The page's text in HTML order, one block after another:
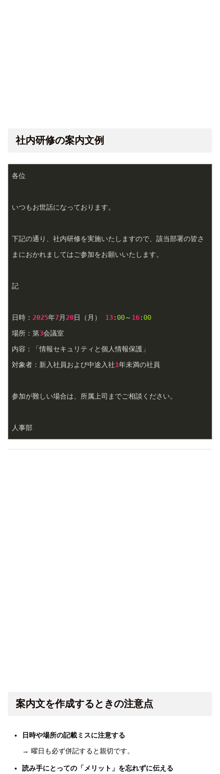
社内研修の案内文例
各位
いつもお世話になっております。
下記の通り、社内研修を実施いたしますので、該当部署の皆さ
まにおかれましてはご参加をお願いいたします。
記
日時： 2025年7月20日（月） 13:00～ 16:00
場所：第3会議室
内容：「情報セキュリティと個人情報保護」
対象者：新入社員および中途入社1年未満の社員
参加が難しい場合は、所属上司までご相談ください。
人事部
案内文を作成するときの注意点
日時や場所の記載ミスに注意する
→ 曜日も必ず併記すると親切です。
読み手にとっての「メリット」を忘れずに伝える